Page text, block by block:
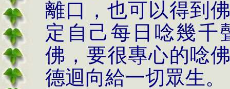
離口，也可以得到
定自己每日唸幾千
佛，要很專心的唸
德迴向給一切眾生。